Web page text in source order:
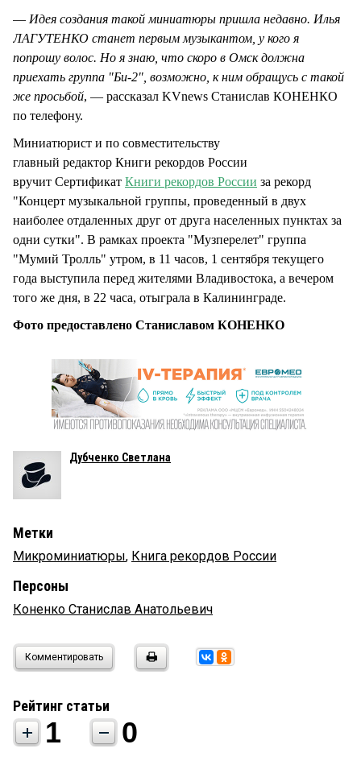
— Идея создания такой миниатюры пришла недавно. Илья
ЛАГУТЕНКО станет первым музыкантом, у кого я
попрошу волос. Но я знаю, что скоро в Омск должна
приехать группа "Би-2", возможно, к ним обращусь с такой
же просьбой, — рассказал KVnews Станислав КОНЕНКО
по телефону.
Миниатюрист и по совместительству
главный редактор Книги рекордов России
вручит Сертификат Книги рекордов России за рекорд
"Концерт музыкальной группы, проведенный в двух
наиболее отдаленных друг от друга населенных пунктах за
одни сутки". В рамках проекта "Музперелет" группа
"Мумий Тролль" утром, в 11 часов, 1 сентября текущего
года выступила перед жителями Владивостока, а вечером
того же дня, в 22 часа, отыграла в Калининграде.
Фото предоставлено Станиславом КОНЕНКО
Дубченко Светлана
Метки
Микроминиатюры, Книга рекордов России
Персоны
Коненко Станислав Анатольевич
Комментировать
Рейтинг статьи
1 0